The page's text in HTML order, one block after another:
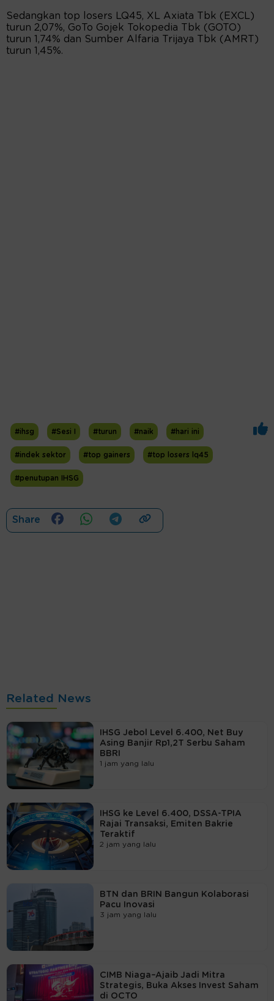
Sedangkan top losers LQ45, XL Axiata Tbk (EXCL)
turun 2,07%, GoTo Gojek Tokopedia Tbk (GOTO)
turun 1,74% dan Sumber Alfaria Trijaya Tbk (AMRT)
turun 1,45%.
#ihsg #Sesi I #turun #naik #hari ini
#indek sektor #top gainers #top losers lq45
#penutupan IHSG
Share
Related News
IHSG Jebol Level 6.400, Net Buy
Asing Banjir Rp1,2T Serbu Saham
BBRI
1 jam yang lalu
IHSG ke Level 6.400, DSSA-TPIA
Rajai Transaksi, Emiten Bakrie
Teraktif
2 jam yang lalu
BTN dan BRIN Bangun Kolaborasi
Pacu Inovasi
3 jam yang lalu
CIMB Niaga–Ajaib Jadi Mitra
Strategis, Buka Akses Invest Saham
di OCTO